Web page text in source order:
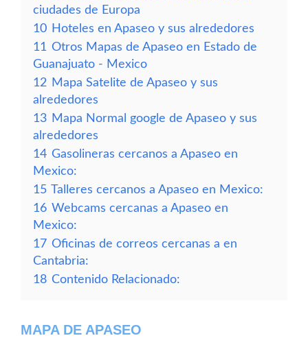
ciudades de Europa
10 Hoteles en Apaseo y sus alrededores
11 Otros Mapas de Apaseo en Estado de
Guanajuato - Mexico
12 Mapa Satelite de Apaseo y sus
alrededores
13 Mapa Normal google de Apaseo y sus
alrededores
14 Gasolineras cercanos a Apaseo en
Mexico:
15 Talleres cercanos a Apaseo en Mexico:
16 Webcams cercanas a Apaseo en
Mexico:
17 Oficinas de correos cercanas a en
Cantabria:
18 Contenido Relacionado:
MAPA DE APASEO